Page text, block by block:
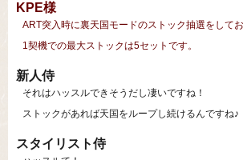
KPE様
ART突入時に裏天国モードのストック抽選をしてお
1契機での最大ストックは5セットです。
新人侍
それはハッスルできそうだし凄いですね！
ストックがあれば天国をループし続けるんですね♪
スタイリスト侍